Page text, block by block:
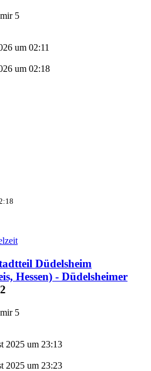
5
um 02:11
um 02:18
Düdelsheim
Hessen) - Düdelsheimer
2
5
2025 um 23:13
2025 um 23:23